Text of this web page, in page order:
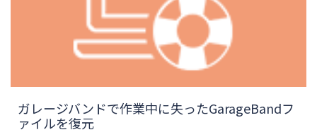
ガレージバンドで作業中に失ったGarageBandフ
ァイルを復元